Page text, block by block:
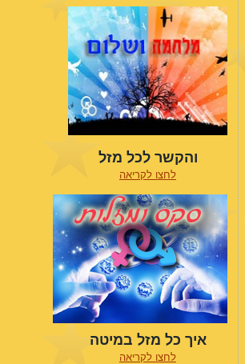
והקשר לכל מזל
לחצו לקריאה
איך כל מזל במיטה
לחצו לקריאה